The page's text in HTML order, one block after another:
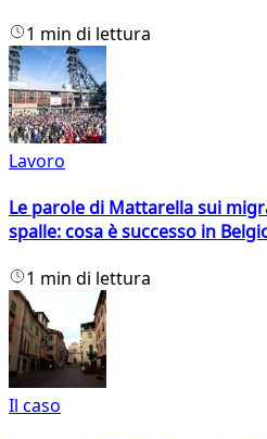
1 min di lettura
Lavoro
Le parole di Mattarella sui
spalle: cosa è successo in
1 min di lettura
Il caso